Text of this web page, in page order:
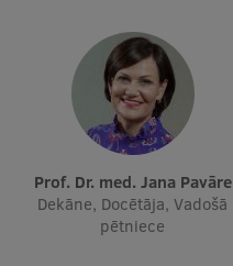
Pētniecība
Pētniecības datu
Prof. Dr. med. Jana Pavāre
Dekāne, Docētāja, Vadošā
pētniece